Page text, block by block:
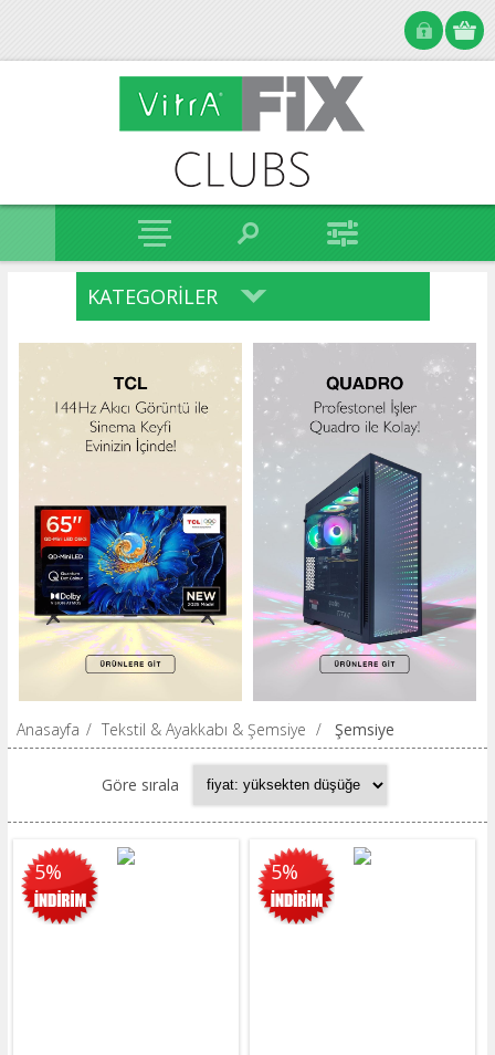
KATEGORILER
Anasayfa / Tekstil & Ayakkabı & Şemsiye / Şemsiye
Göre sırala
5% 5%